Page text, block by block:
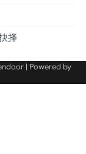
择
| Powered by